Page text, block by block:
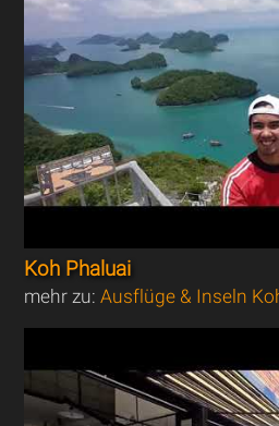
Koh Phaluai
mehr zu:Ausflüge & Inseln